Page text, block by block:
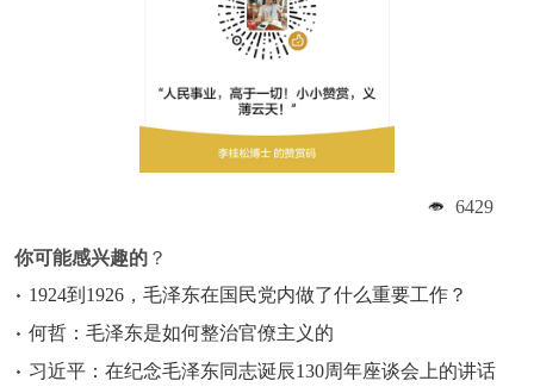
6429
你可能感兴趣的 ？
1924到1926，毛泽东在国民党内做了什么重要工作？
何哲：毛泽东是如何整治官僚主义的
习近平：在纪念毛泽东同志诞辰130周年座谈会上的讲话